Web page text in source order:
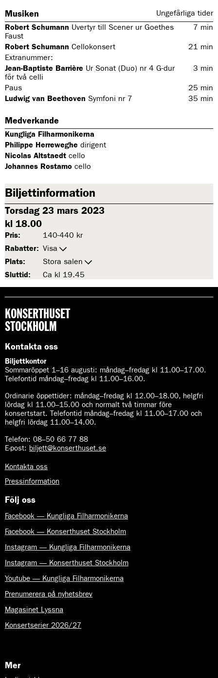
Musiken
Ungefärliga tider
Robert Schumann Uvertyr till Scener ur Goethes
Faust
7 min
Robert Schumann Cellokonsert 21 min
Extranummer:
Jean-Baptiste Barrière Ur Sonat (Duo) nr 4 G-dur
för två celli
3 min
Paus 25 min
Ludwig van Beethoven Symfoni nr 7 35 min
Medverkande
Kungliga Filharmonikerna
Philippe Herreweghe dirigent
Nicolas Altstaedt cello
Johannes Rostamo cello
Biljettinformation
Torsdag 23 mars 2023
kl 18.00
Pris:
140-440 kr
Rabatter: Visa
Plats:
Stora salen
Sluttid:
Ca kl 19.45
KONSERTHUSET
STOCKHOLM
Kontakta oss
Biljettkontor
Sommaröppet 1–16 augusti: måndag–fredag kl 11.00–17.00.
Telefontid måndag–fredag kl 11.00–16.00.
Ordinarie öppettider: måndag–fredag kl 12.00–18.00, helgfri
lördag kl 11.00–15.00 och normalt två timmar före
konsertstart. Telefontid måndag–fredag kl 11.00–17.00 och
helgfri lördag 11.00–14.00.
Telefon: 08–50 66 77 88
E-post: biljett@konserthuset.se
Kontakta oss
Pressinformation
Följ oss
Facebook — Kungliga Filharmonikerna
Facebook — Konserthuset Stockholm
Instagram — Kungliga Filharmonikerna
Instagram — Konserthuset Stockholm
Youtube — Kungliga Filharmonikerna
Prenumerera på nyhetsbrev
Magasinet Lyssna
Konsertserier 2026/27
Mer